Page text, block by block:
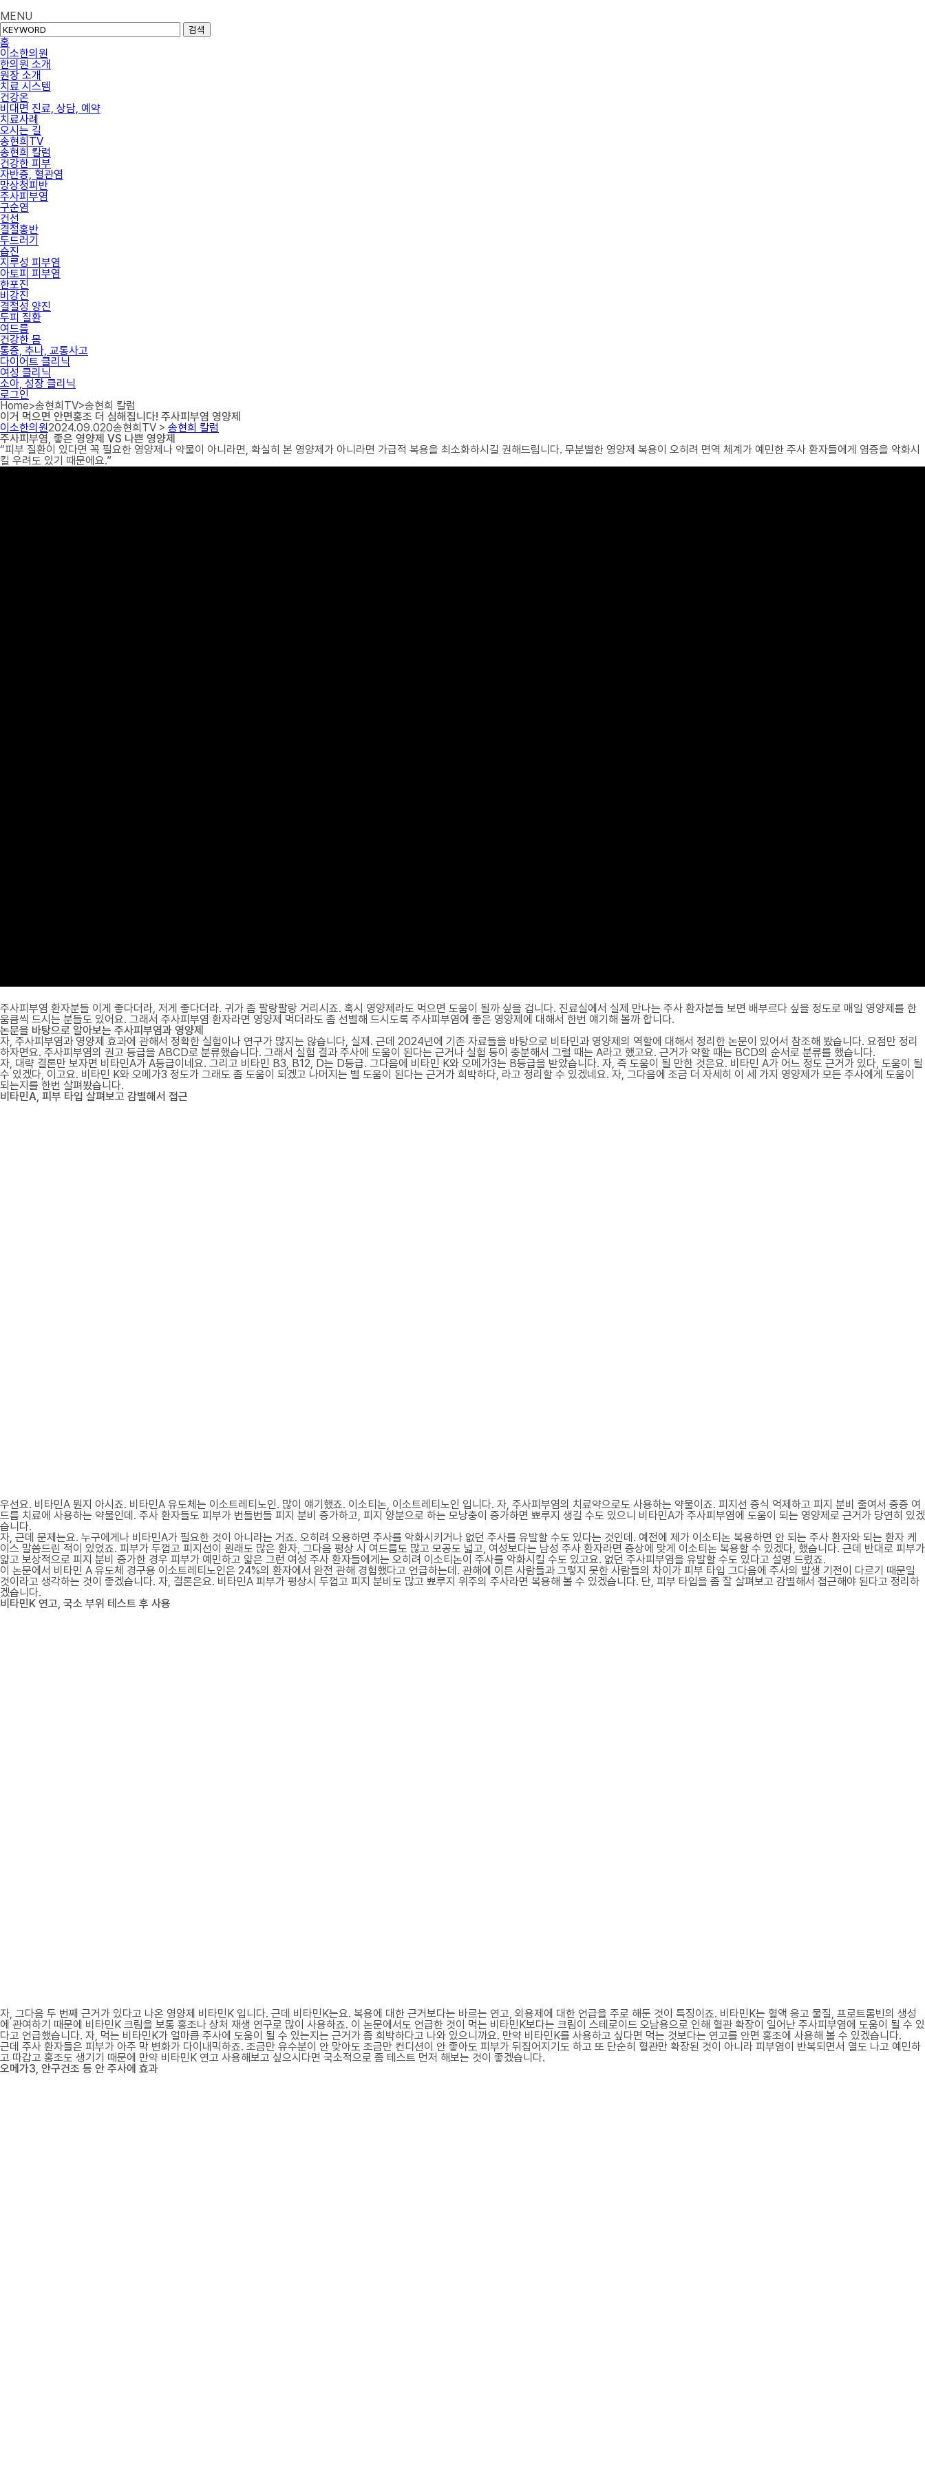
MENU
검색
홈
이소한의원
한의원 소개
원장 소개
치료 시스템
건강온
비대면 진료, 상담, 예약
치료사례
오시는 길
송현희TV
송현희 칼럼
건강한 피부
자반증, 혈관염
망상청피반
주사피부염
구순염
건선
결절홍반
두드러기
습진
지루성 피부염
아토피 피부염
한포진
비강진
결절성 양진
두피 질환
여드름
건강한 몸
통증, 추나, 교통사고
다이어트 클리닉
여성 클리닉
소아, 성장 클리닉
로그인
Home>송현희TV>송현희 칼럼
이거 먹으면 안면홍조 더 심해집니다! 주사피부염 영양제
이소한의원2024.09.020송현희TV > 송현희 칼럼
주사피부염, 좋은 영양제 VS 나쁜 영양제
“피부 질환이 있다면 꼭 필요한 영양제나 약물이 아니라면, 확실히 본 영양제가 아니라면 가급적 복용을 최소화하시길 권해드립니다. 무분별한 영양제 복용이 오히려 면역 체계가 예민한 주사 환자들에게 염증을 악화시
킬 우려도 있기 때문에요.”
주사피부염 환자분들 이게 좋다더라, 저게 좋다더라. 귀가 좀 팔랑팔랑 거리시죠. 혹시 영양제라도 먹으면 도움이 될까 싶을 겁니다. 진료실에서 실제 만나는 주사 환자분들 보면 배부르다 싶을 정도로 매일 영양제를 한
움큼씩 드시는 분들도 있어요. 그래서 주사피부염 환자라면 영양제 먹더라도 좀 선별해 드시도록 주사피부염에 좋은 영양제에 대해서 한번 얘기해 볼까 합니다.
논문을 바탕으로 알아보는 주사피부염과 영양제
자, 주사피부염과 영양제 효과에 관해서 정확한 실험이나 연구가 많지는 않습니다, 실제. 근데 2024년에 기존 자료들을 바탕으로 비타민과 영양제의 역할에 대해서 정리한 논문이 있어서 참조해 봤습니다. 요점만 정리
하자면요. 주사피부염의 권고 등급을 ABCD로 분류했습니다. 그래서 실험 결과 주사에 도움이 된다는 근거나 실험 등이 충분해서 그럴 때는 A라고 했고요. 근거가 약할 때는 BCD의 순서로 분류를 했습니다.
자, 대략 결론만 보자면 비타민A가 A등급이네요. 그리고 비타민 B3, B12, D는 D등급. 그다음에 비타민 K와 오메가3는 B등급을 받았습니다. 자, 즉 도움이 될 만한 것은요. 비타민 A가 어느 정도 근거가 있다, 도움이 될
수 있겠다, 이고요. 비타민 K와 오메가3 정도가 그래도 좀 도움이 되겠고 나머지는 별 도움이 된다는 근거가 희박하다, 라고 정리할 수 있겠네요. 자, 그다음에 조금 더 자세히 이 세 가지 영양제가 모든 주사에게 도움이
되는지를 한번 살펴봤습니다.
비타민A, 피부 타입 살펴보고 감별해서 접근
우선요. 비타민A 뭔지 아시죠. 비타민A 유도체는 이소트레티노인. 많이 얘기했죠. 이소티논, 이소트레티노인 입니다. 자, 주사피부염의 치료약으로도 사용하는 약물이죠. 피지선 증식 억제하고 피지 분비 줄여서 중증 여
드름 치료에 사용하는 약물인데. 주사 환자들도 피부가 번들번들 피지 분비 증가하고, 피지 양분으로 하는 모낭충이 증가하면 뾰루지 생길 수도 있으니 비타민A가 주사피부염에 도움이 되는 영양제로 근거가 당연히 있겠
습니다.
자, 근데 문제는요. 누구에게나 비타민A가 필요한 것이 아니라는 거죠. 오히려 오용하면 주사를 악화시키거나 없던 주사를 유발할 수도 있다는 것인데. 예전에 제가 이소티논 복용하면 안 되는 주사 환자와 되는 환자 케
이스 말씀드린 적이 있었죠. 피부가 두껍고 피지선이 원래도 많은 환자, 그다음 평상 시 여드름도 많고 모공도 넓고, 여성보다는 남성 주사 환자라면 증상에 맞게 이소티논 복용할 수 있겠다, 했습니다. 근데 반대로 피부가
얇고 보상적으로 피지 분비 증가한 경우 피부가 예민하고 얇은 그런 여성 주사 환자들에게는 오히려 이소티논이 주사를 악화시킬 수도 있고요. 없던 주사피부염을 유발할 수도 있다고 설명 드렸죠.
이 논문에서 비타민 A 유도체 경구용 이소트레티노인은 24%의 환자에서 완전 관해 경험했다고 언급하는데. 관해에 이른 사람들과 그렇지 못한 사람들의 차이가 피부 타입 그다음에 주사의 발생 기전이 다르기 때문일
것이라고 생각하는 것이 좋겠습니다. 자, 결론은요. 비타민A 피부가 평상시 두껍고 피지 분비도 많고 뾰루지 위주의 주사라면 복용해 볼 수 있겠습니다. 단, 피부 타입을 좀 잘 살펴보고 감별해서 접근해야 된다고 정리하
겠습니다.
비타민K 연고, 국소 부위 테스트 후 사용
자, 그다음 두 번째 근거가 있다고 나온 영양제 비타민K 입니다. 근데 비타민K는요. 복용에 대한 근거보다는 바르는 연고, 외용제에 대한 언급을 주로 해둔 것이 특징이죠. 비타민K는 혈액 응고 물질, 프로트롬빈의 생성
에 관여하기 때문에 비타민K 크림을 보통 홍조나 상처 재생 연구로 많이 사용하죠. 이 논문에서도 언급한 것이 먹는 비타민K보다는 크림이 스테로이드 오남용으로 인해 혈관 확장이 일어난 주사피부염에 도움이 될 수 있
다고 언급했습니다. 자, 먹는 비타민K가 얼마큼 주사에 도움이 될 수 있는지는 근거가 좀 희박하다고 나와 있으니까요. 만약 비타민K를 사용하고 싶다면 먹는 것보다는 연고를 안면 홍조에 사용해 볼 수 있겠습니다.
근데 주사 환자들은 피부가 아주 막 변화가 다이내믹하죠. 조금만 유수분이 안 맞아도 조금만 컨디션이 안 좋아도 피부가 뒤집어지기도 하고 또 단순히 혈관만 확장된 것이 아니라 피부염이 반복되면서 열도 나고 예민하
고 따갑고 홍조도 생기기 때문에 만약 비타민K 연고 사용해보고 싶으시다면 국소적으로 좀 테스트 먼저 해보는 것이 좋겠습니다.
오메가3, 안구건조 등 안 주사에 효과